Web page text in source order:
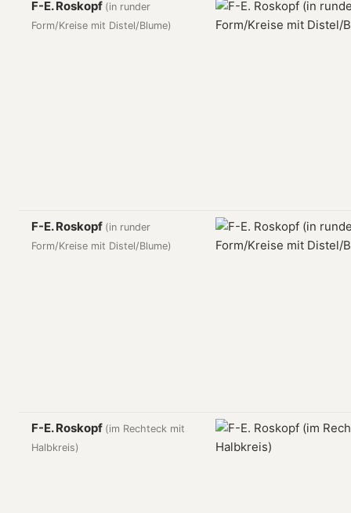
F-E. Roskopf (in runder
Form/Kreise mit Distel/Blume)
F-E. Roskopf (in runder
Form/Kreise mit Distel/Blume)
F-E. Roskopf (im Rechteck mit
Halbkreis)